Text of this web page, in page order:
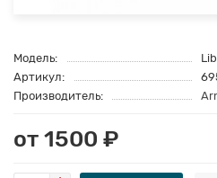
Модель:
Артикул:
Производитель:
от 1500 ₽